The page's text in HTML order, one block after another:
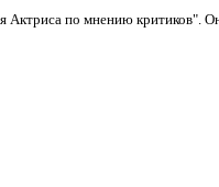
по мнению критиков".